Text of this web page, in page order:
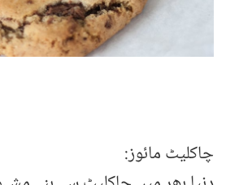
چاکلیٹ مائوز: